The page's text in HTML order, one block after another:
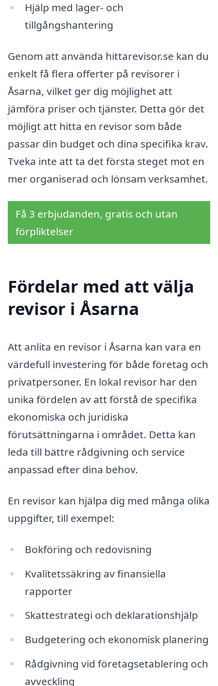
Hjälp med lager- och
tillgångshantering
Genom att använda hittarevisor.se kan du
enkelt få flera offerter på revisorer i
Åsarna, vilket ger dig möjlighet att
jämföra priser och tjänster. Detta gör det
möjligt att hitta en revisor som både
passar din budget och dina specifika krav.
Tveka inte att ta det första steget mot en
mer organiserad och lönsam verksamhet.
Få 3 erbjudanden, gratis och utan
förpliktelser
Fördelar med att välja
revisor i Åsarna
Att anlita en revisor i Åsarna kan vara en
värdefull investering för både företag och
privatpersoner. En lokal revisor har den
unika fördelen av att förstå de specifika
ekonomiska och juridiska
förutsättningarna i området. Detta kan
leda till bättre rådgivning och service
anpassad efter dina behov.
En revisor kan hjälpa dig med många olika
uppgifter, till exempel:
Bokföring och redovisning
Kvalitetssäkring av finansiella
rapporter
Skattestrategi och deklarationshjälp
Budgetering och ekonomisk planering
Rådgivning vid företagsetablering och
avveckling